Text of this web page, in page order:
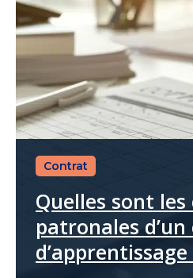
Contrat
Quelles sont les
patronales
d’apprentissage